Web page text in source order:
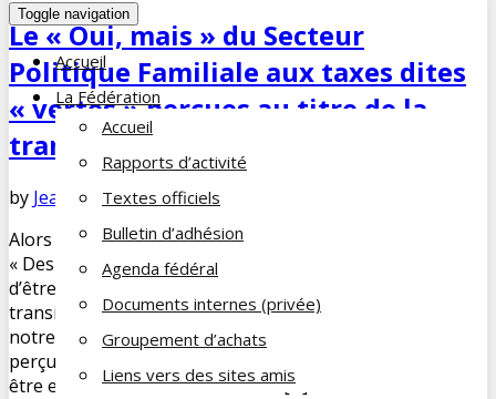
Toggle navigation
Accueil
La Fédération
Accueil
Rapports d’activité
Textes officiels
Bulletin d’adhésion
Agenda fédéral
Documents internes (privée)
Groupement d’achats
Liens vers des sites amis
Le « Oui, mais » du Secteur
Politique Familiale aux taxes dites
« vertes » perçues au titre de la
transition écologique
by Jean-François COUE février 9, 2019
Alors que certains « courent » après le mouvement dit
« Des gilets jaunes », Il n’est pas question pour le Secteur
d’être démagogique : oui, la taxation au profit de la
transition écologique est nécessaire pour la survie de
notre planète mais sous certaines conditions : Les taxes
perçues au titre de la transition écologique, doivent y
être entièrement et sincèrement […]